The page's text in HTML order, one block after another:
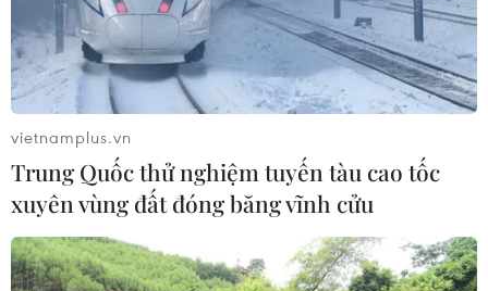
vietnamplus.vn
Trung Quốc thử nghiệm tuyến tàu cao tốc
xuyên vùng đất đóng băng vĩnh cửu